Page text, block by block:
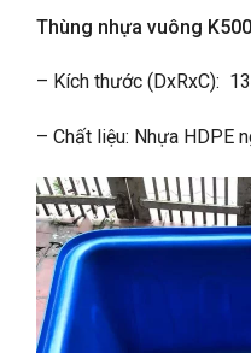
Thùng nhựa vuông
– Kích thước (DxRxC):
– Chất liệu: Nhựa HDPE